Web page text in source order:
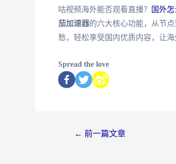
咕视频海外能否观看直播？
国外
茄加速器的六大核心功能，从节
愁，轻松享受国内优质内容，让海
Spread the love
← 前一篇文章